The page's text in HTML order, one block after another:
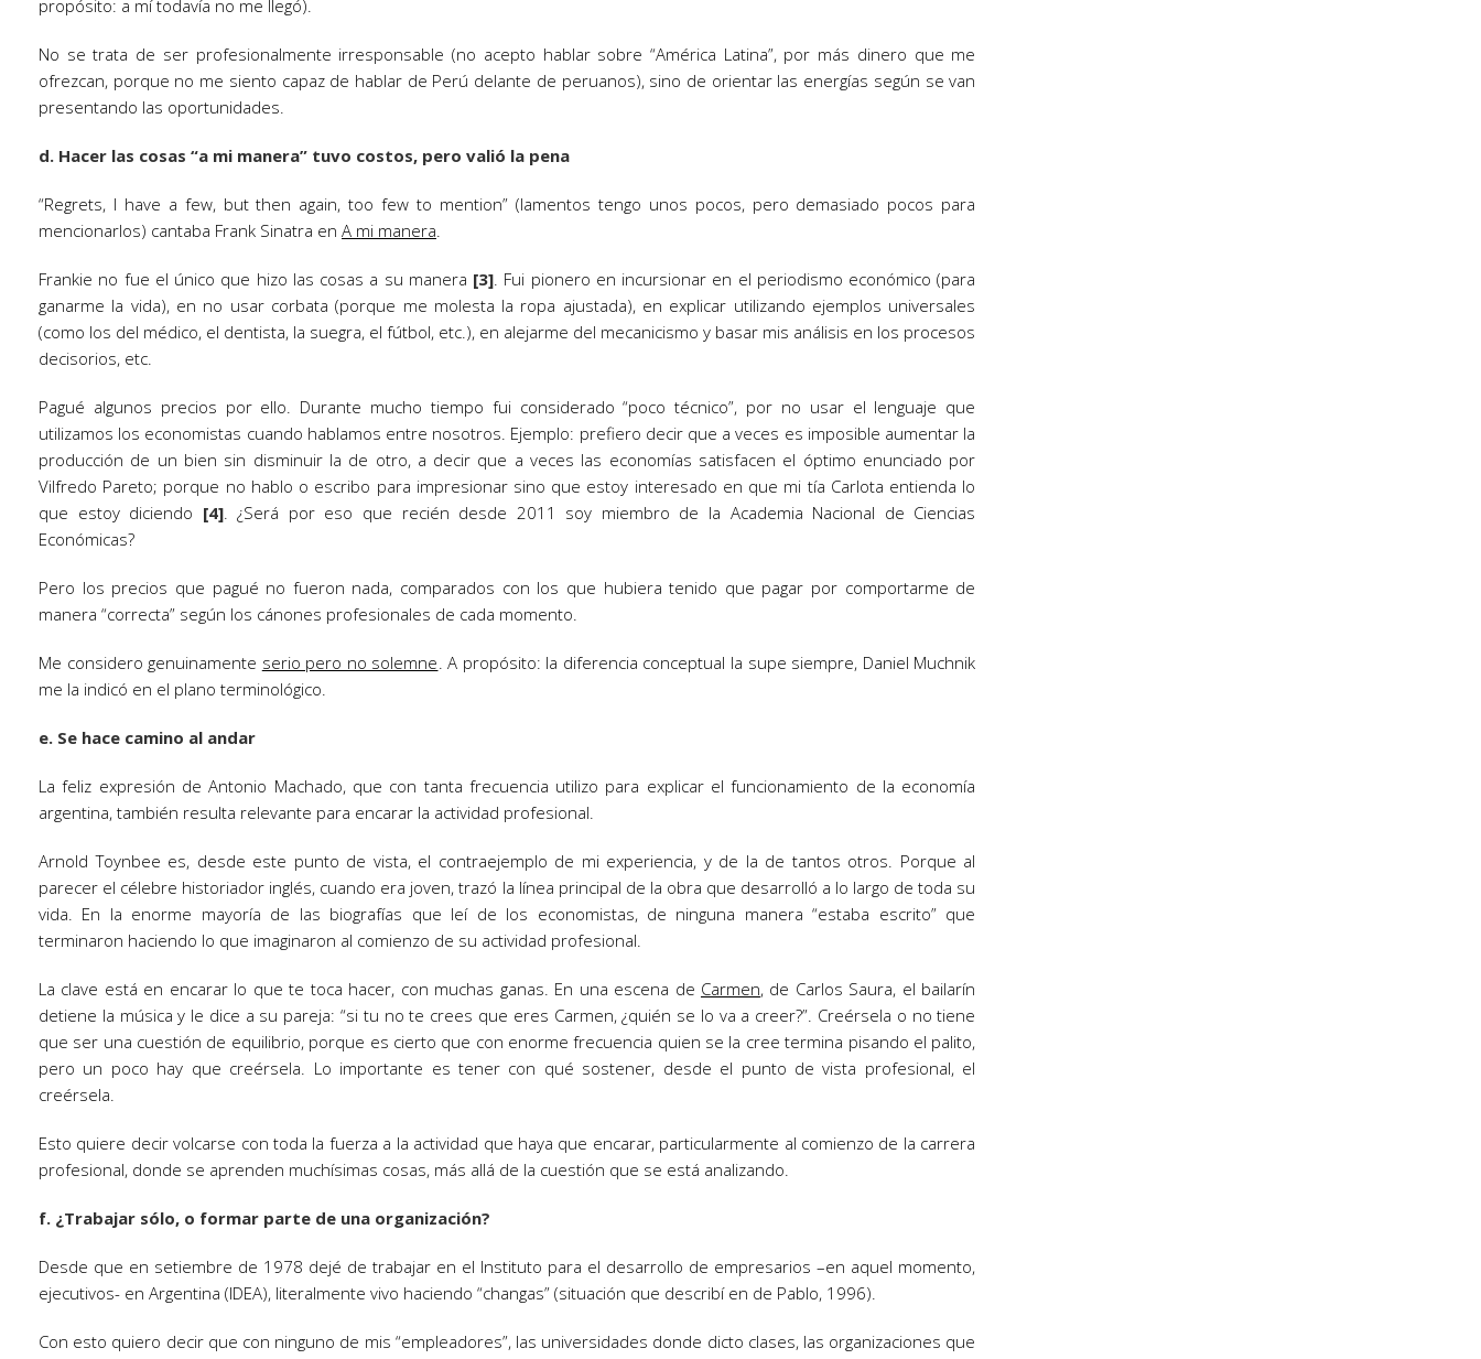
propósito: a mí todavía no me llegó).
No se trata de ser profesionalmente irresponsable (no acepto hablar sobre “América Latina”, por más dinero que me
ofrezcan, porque no me siento capaz de hablar de Perú delante de peruanos), sino de orientar las energías según se van
presentando las oportunidades.
d. Hacer las cosas “a mi manera” tuvo costos, pero valió la pena
“Regrets, I have a few, but then again, too few to mention” (lamentos tengo unos pocos, pero demasiado pocos para
mencionarlos) cantaba Frank Sinatra en A mi manera.
Frankie no fue el único que hizo las cosas a su manera [3]. Fui pionero en incursionar en el periodismo económico (para
ganarme la vida), en no usar corbata (porque me molesta la ropa ajustada), en explicar utilizando ejemplos universales
(como los del médico, el dentista, la suegra, el fútbol, etc.), en alejarme del mecanicismo y basar mis análisis en los procesos
decisorios, etc.
Pagué algunos precios por ello. Durante mucho tiempo fui considerado “poco técnico”, por no usar el lenguaje que
utilizamos los economistas cuando hablamos entre nosotros. Ejemplo: prefiero decir que a veces es imposible aumentar la
producción de un bien sin disminuir la de otro, a decir que a veces las economías satisfacen el óptimo enunciado por
Vilfredo Pareto; porque no hablo o escribo para impresionar sino que estoy interesado en que mi tía Carlota entienda lo
que estoy diciendo [4]. ¿Será por eso que recién desde 2011 soy miembro de la Academia Nacional de Ciencias
Económicas?
Pero los precios que pagué no fueron nada, comparados con los que hubiera tenido que pagar por comportarme de
manera “correcta” según los cánones profesionales de cada momento.
Me considero genuinamente serio pero no solemne. A propósito: la diferencia conceptual la supe siempre, Daniel Muchnik
me la indicó en el plano terminológico.
e. Se hace camino al andar
La feliz expresión de Antonio Machado, que con tanta frecuencia utilizo para explicar el funcionamiento de la economía
argentina, también resulta relevante para encarar la actividad profesional.
Arnold Toynbee es, desde este punto de vista, el contraejemplo de mi experiencia, y de la de tantos otros. Porque al
parecer el célebre historiador inglés, cuando era joven, trazó la línea principal de la obra que desarrolló a lo largo de toda su
vida. En la enorme mayoría de las biografías que leí de los economistas, de ninguna manera “estaba escrito” que
terminaron haciendo lo que imaginaron al comienzo de su actividad profesional.
La clave está en encarar lo que te toca hacer, con muchas ganas. En una escena de Carmen, de Carlos Saura, el bailarín
detiene la música y le dice a su pareja: “si tu no te crees que eres Carmen, ¿quién se lo va a creer?”. Creérsela o no tiene
que ser una cuestión de equilibrio, porque es cierto que con enorme frecuencia quien se la cree termina pisando el palito,
pero un poco hay que creérsela. Lo importante es tener con qué sostener, desde el punto de vista profesional, el
creérsela.
Esto quiere decir volcarse con toda la fuerza a la actividad que haya que encarar, particularmente al comienzo de la carrera
profesional, donde se aprenden muchísimas cosas, más allá de la cuestión que se está analizando.
f. ¿Trabajar sólo, o formar parte de una organización?
Desde que en setiembre de 1978 dejé de trabajar en el Instituto para el desarrollo de empresarios –en aquel momento,
ejecutivos- en Argentina (IDEA), literalmente vivo haciendo “changas” (situación que describí en de Pablo, 1996).
Con esto quiero decir que con ninguno de mis “empleadores”, las universidades donde dicto clases, las organizaciones que